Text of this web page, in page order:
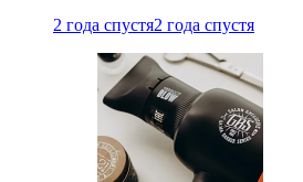
2 года спустя2 года спустя